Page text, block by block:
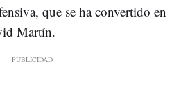
que se ha convertido en
Martín.